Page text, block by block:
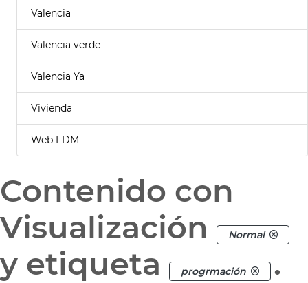
Valencia
Valencia verde
Valencia Ya
Vivienda
Web FDM
Contenido con
Visualización
Normal
y etiqueta progrmación .